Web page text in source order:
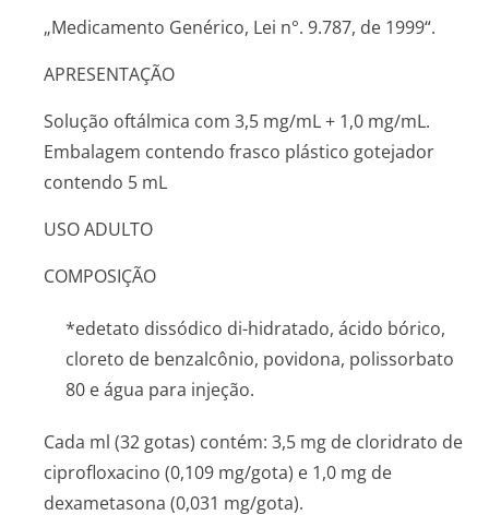
„Medicamento Genérico, Lei n°. 9.787, de 1999“.
APRESENTAÇÃO
Solução oftálmica com 3,5 mg/mL + 1,0 mg/mL.
Embalagem contendo frasco plástico gotejador
contendo 5 mL
USO ADULTO
COMPOSIÇÃO
*edetato dissódico di-hidratado, ácido bórico,
cloreto de benzalcônio, povidona, polissorbato
80 e água para injeção.
Cada ml (32 gotas) contém: 3,5 mg de cloridrato de
ciprofloxacino (0,109 mg/gota) e 1,0 mg de
dexametasona (0,031 mg/gota).